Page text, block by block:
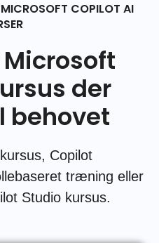
COPILOT AI
der
behovet
Copilot
træning eller
Studio kursus.